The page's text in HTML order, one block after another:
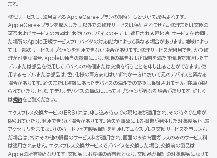
ます。
修理サービスは、適用されるAppleCare+プランの規約にもとづいて提供されます。
AppleCare+プランを購入した国以外での修理サービスは保証されません。修理または交換の
可否およびサービスの内容は、お使いのデバイスのモデル、適用される現地法、サービスを依頼し
た場所のApple正規サービスプロバイダの対応能力によって異なる場合があります。地域によっ
ては一部のサービスオプションを利用できない場合があります。修理サービスが利用でき、かつ修
理が可能な場合、Appleは独自の裁量により、現地の基準および規制を満たす現地で調達したモ
デルまたは部品を使用してデバイスの修理または交換を行うことを申し出ることができます。使
用するモデルまたは部品は、色、仕様の両方またはいずれか一方において元のデバイスと異なる
場合があります。紛失または盗難にあったデバイスの海外での交換は保証されません。在庫が限
られていたり、地域、モデル、デバイスの構成によってオプションが異なる場合があります。詳しく
は規約${translate.store.a11y.opens_new_window}
をご覧ください。
エクスプレス交換サービス（ERS）には、申し込み時点での現地法が適用され、その時々で在庫が
限られていたり、利用できない場合があります。過失や事故による損傷が発生した対象製品（付属
アクセサリを含まない）のハードウェア製品保証を利用してエクスプレス交換サービスを申し込ん
だ場合は、常にその他の損傷のサービス料が適用され、画面のみや背面ガラスのみのサービス料
は適用されません。エクスプレス交換サービスでデバイスを交換した場合、交換前の製品は
Appleの所有物となります。交換品はお客様の所有物となり、交換品が保証の対象製品になりま